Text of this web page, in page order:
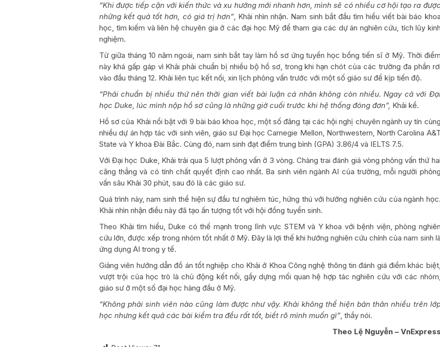
“Khi được tiếp cận với kiến thức và xu hướng mới nhanh hơn, mình sẽ có nhiều cơ hội tạo ra được
những kết quả tốt hơn, có giá trị hơn”, Khải nhìn nhận. Nam sinh bắt đầu tìm hiểu viết bài báo khoa
học, tìm kiếm và liên hệ chuyên gia ở các đại học Mỹ để tham gia các dự án nghiên cứu, tích lũy kinh
nghiệm.
Từ giữa tháng 10 năm ngoái, nam sinh bắt tay làm hồ sơ ứng tuyển học bổng tiến sĩ ở Mỹ. Thời điểm
này khá gấp gáp vì Khải phải chuẩn bị nhiều bộ hồ sơ, trong khi hạn chót của các trường đa phần rơi
vào đầu tháng 12. Khải liên tục kết nối, xin lịch phỏng vấn trước với một số giáo sư để kịp tiến độ.
“Phải chuẩn bị nhiều thứ nên thời gian viết bài luận cá nhân không còn nhiều. Ngay cả với
học Duke, lúc mình nộp hồ sơ cũng là những giờ cuối trước khi hệ thống đóng đơn”, Khải kể.
Hồ sơ của Khải nổi bật với 9 bài báo khoa học, một số đăng tại các hội nghị chuyên ngành uy tín cùng
nhiều dự án hợp tác với sinh viên, giáo sư Đại học Carnegie Mellon, Northwestern, North Carolina A&T
State và Y khoa Đài Bắc. Cùng đó, nam sinh đạt điểm trung bình (GPA) 3.86/4 và IELTS 7.5.
Với Đại học Duke, Khải trải qua 5 lượt phỏng vấn ở 3 vòng. Chàng trai đánh giá vòng phỏng vấn thứ hai
căng thẳng và có tính chất quyết định cao nhất. Ba sinh viên ngành AI của trường, mỗi người phỏng
vấn sâu Khải 30 phút, sau đó là các giáo sư.
Quá trình này, nam sinh thể hiện sự đầu tư nghiêm túc, hứng thú với hướng nghiên cứu của ngành học.
Khải nhìn nhận điều này đã tạo ấn tượng tốt với hội đồng tuyển sinh.
Theo Khải tìm hiểu, Duke có thế mạnh trong lĩnh vực STEM và Y khoa với bệnh viện, phòng nghiên
cứu lớn, được xếp trong nhóm tốt nhất ở Mỹ. Đây là lợi thế khi hướng nghiên cứu chính của nam sinh là
ứng dụng AI trong y tế.
Giảng viên hướng dẫn đồ án tốt nghiệp cho Khải ở Khoa Công nghệ thông tin đánh giá điểm khác biệt,
vượt trội của học trò là chủ động kết nối, gầy dựng mối quan hệ hợp tác nghiên cứu với các nhóm,
giáo sư ở một số đại học hàng đầu ở Mỹ.
“Không phải sinh viên nào cũng làm được như vậy. Khải không thể hiện bản thân nhiều trên
học nhưng kết quả các bài kiểm tra đều rất tốt, biết rõ mình muốn gì”, thầy nói.
Theo Lệ Nguyễn – VnExpress